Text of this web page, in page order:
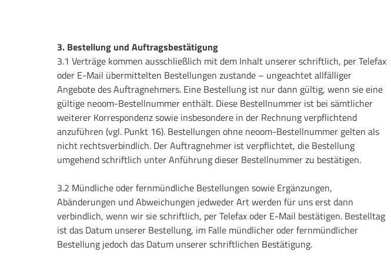
3. Bestellung und Auftragsbestätigung
3.1 Verträge kommen ausschließlich mit dem Inhalt unserer schriftlich, per Telefax
oder E-Mail übermittelten Bestellungen zustande – ungeachtet allfälliger
Angebote des Auftragnehmers. Eine Bestellung ist nur dann gültig, wenn sie eine
gültige neoom-Bestellnummer enthält. Diese Bestellnummer ist bei sämtlicher
weiterer Korrespondenz sowie insbesondere in der Rechnung verpflichtend
anzuführen (vgl. Punkt 16). Bestellungen ohne neoom-Bestellnummer gelten als
nicht rechtsverbindlich. Der Auftragnehmer ist verpflichtet, die Bestellung
umgehend schriftlich unter Anführung dieser Bestellnummer zu bestätigen.
3.2 Mündliche oder fernmündliche Bestellungen sowie Ergänzungen,
Abänderungen und Abweichungen jedweder Art werden für uns erst dann
verbindlich, wenn wir sie schriftlich, per Telefax oder E-Mail bestätigen. Bestelltag
ist das Datum unserer Bestellung, im Falle mündlicher oder fernmündlicher
Bestellung jedoch das Datum unserer schriftlichen Bestätigung.